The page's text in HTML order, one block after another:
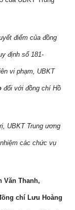
điểm của đồng
định số 181-
vi phạm, UBKT
đối với đồng chí Hồ
UBKT Trung ương
các chức vụ
Văn Thanh,
chí Lưu Hoàng